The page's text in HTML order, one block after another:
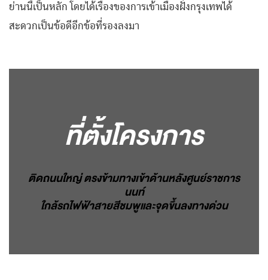
ย่านนี้เป็นหลัก โดยได้เรื่องของการเข้าเมืองฝั่งกรุงเทพได้
สะดวกเป็นข้อดีอีกข้อที่รองลงมา
ที่ตั้งโครงการ
ติดถนนใหญ่ ตรงข้ามทางเข้าด้านหลังศูนย์ราชการ
นนท์
ใกล้รถไฟฟ้าสายสีชมพูและจุดขึ้นลงทางด่วน